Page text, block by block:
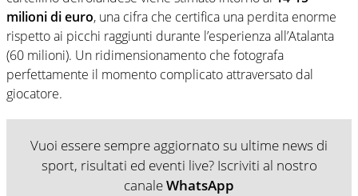
milioni di euro, una cifra che certifica una perdita enorme
rispetto ai picchi raggiunti durante l’esperienza all’Atalanta
(60 milioni). Un ridimensionamento che fotografa
perfettamente il momento complicato attraversato dal
giocatore.
Vuoi essere sempre aggiornato su ultime news di
sport, risultati ed eventi live? Iscriviti al nostro
canaleWhatsApp